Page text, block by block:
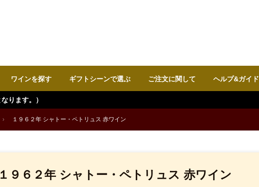
ワインを探す ギフトシーンで選ぶ ご注文に関して ヘルプ&ガイド
› １９６２年 シャトー・ペトリュス 赤ワイン
１９６２年 シャトー・ペトリュス 赤ワイン